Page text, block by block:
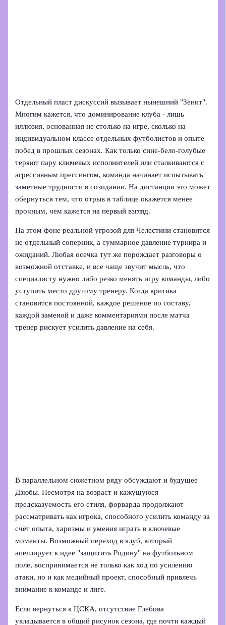
Отдельный пласт дискуссий вызывает нынешний "Зенит".
Многим кажется, что доминирование клуба - лишь
иллюзия, основанная не столько на игре, сколько на
индивидуальном классе отдельных футболистов и опыте
побед в прошлых сезонах. Как только сине‑бело‑голубые
теряют пару ключевых исполнителей или сталкиваются с
агрессивным прессингом, команда начинает испытывать
заметные трудности в созидании. На дистанции это может
обернуться тем, что отрыв в таблице окажется менее
прочным, чем кажется на первый взгляд.
На этом фоне реальной угрозой для Челестини становится
не отдельный соперник, а суммарное давление турнира и
ожиданий. Любая осечка тут же порождает разговоры о
возможной отставке, и все чаще звучит мысль, что
специалисту нужно либо резко менять игру команды, либо
уступить место другому тренеру. Когда критика
становится постоянной, каждое решение по составу,
каждой заменой и даже комментариями после матча
тренер рискует усилить давление на себя.
В параллельном сюжетном ряду обсуждают и будущее
Дзюбы. Несмотря на возраст и кажущуюся
предсказуемость его стиля, форварда продолжают
рассматривать как игрока, способного усилить команду за
счёт опыта, харизмы и умения играть в ключевые
моменты. Возможный переход в клуб, который
апеллирует к идее "защитить Родину" на футбольном
поле, воспринимается не только как ход по усилению
атаки, но и как медийный проект, способный привлечь
внимание к команде и лиге.
Если вернуться к ЦСКА, отсутствие Глебова
укладывается в общий рисунок сезона, где почти каждый